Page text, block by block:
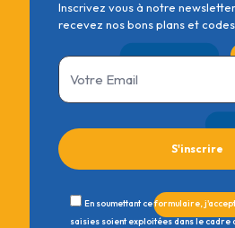
Inscrivez vous à notre
recevez nos bons plans et
En soumettant ce formulaire,
saisies soient exploitées dans le cadre